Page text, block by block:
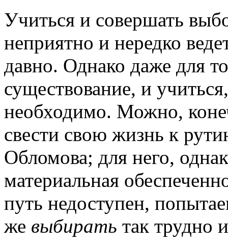
Учиться и совершать
неприятно и нередко
давно. Однако даже для
существование, и
необходимо. Можно,
свести свою жизнь к
Обломова; для него,
материальная
путь недоступен,
же выбирать так трудно